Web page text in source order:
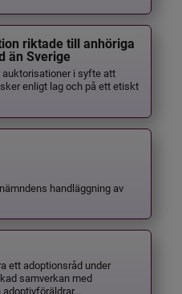
riktade till anhöriga
än Sverige
auktorisationer i syfte att
enligt lag och på ett etiskt
handläggning av
ett adoptionsråd under
samverkan med